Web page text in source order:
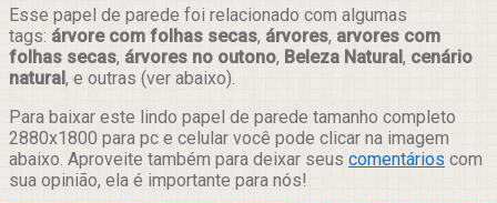
Esse papel de parede foi relacionado com algumas
tags: árvore com folhas secas, árvores, arvores com
folhas secas, árvores no outono, Beleza Natural, cenário
natural, e outras (ver abaixo).
Para baixar este lindo papel de parede tamanho completo
2880x1800 para pc e celular você pode clicar na imagem
abaixo. Aproveite também para deixar seus comentários com
sua opinião, ela é importante para nós!